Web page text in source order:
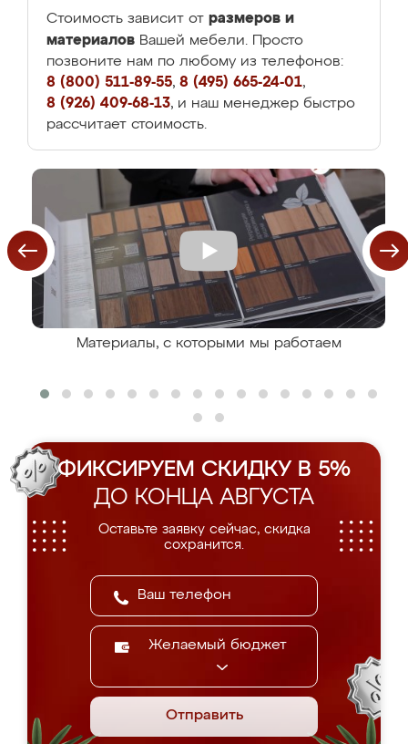
Стоимость зависит от размеров и
материалов Вашей мебели. Просто
позвоните нам по любому из телефонов:
8 (800) 511-89-55, 8 (495) 665-24-01,
8 (926) 409-68-13, и наш менеджер быстро
рассчитает стоимость.
Материалы, с которыми мы работаем
ФИКСИРУЕМ СКИДКУ В 5%
ДО КОНЦА АВГУСТА
Оставьте заявку сейчас, скидка
сохранится.
Желаемый бюджет
Отправить